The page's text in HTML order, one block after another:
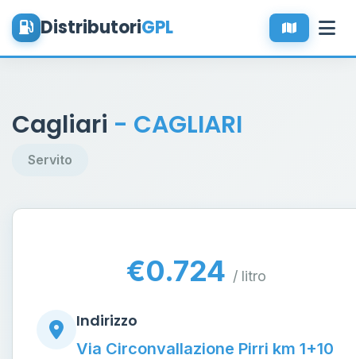
DistributoriGPL
Cagliari - CAGLIARI
Servito
€0.724 / litro
Indirizzo
Via Circonvallazione Pirri km 1+10